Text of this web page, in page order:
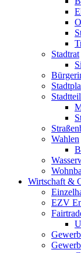
Stadtrat
Wahlen
Wirtschaft &
EZV